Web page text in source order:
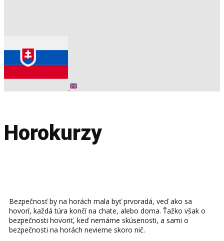
Horokurzy
Bezpečnosť by na horách mala byť prvoradá, veď ako sa
hovorí, každá túra končí na chate, alebo doma. Ťažko však o
bezpečnosti hovoriť, keď nemáme skúsenosti, a sami o
bezpečnosti na horách nevieme skoro nič.